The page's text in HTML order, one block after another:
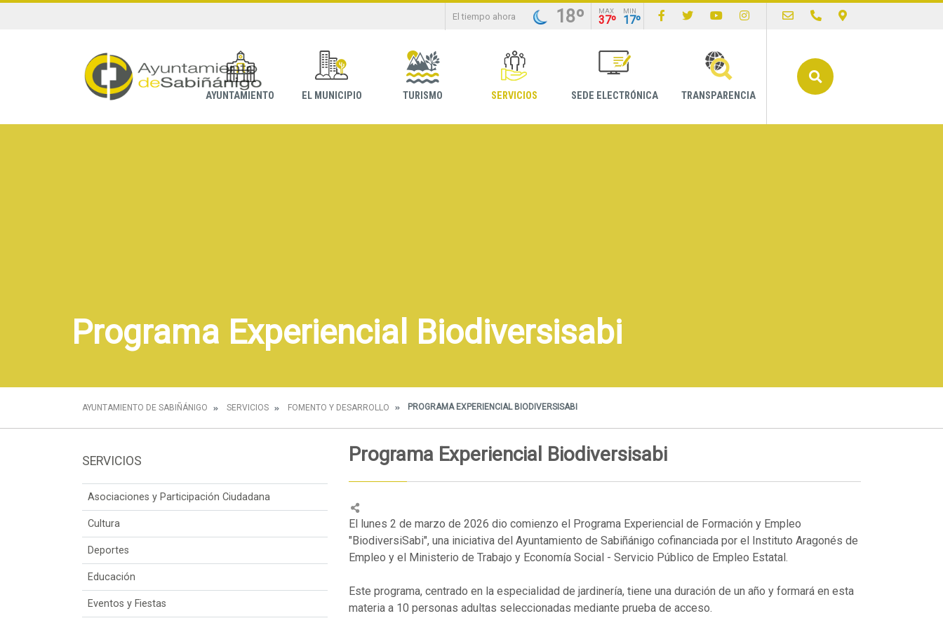
El tiempo ahora 18º MAX
37º
MIN
17º
AYUNTAMIENTO EL MUNICIPIO TURISMO SERVICIOS SEDE ELECTRÓNICA TRANSPARENCIA
Programa Experiencial Biodiversisabi
AYUNTAMIENTO DE SABIÑÁNIGO SERVICIOS FOMENTO Y DESARROLLO PROGRAMA EXPERIENCIAL BIODIVERSISABI
SERVICIOS
Asociaciones y Participación Ciudadana
Cultura
Deportes
Educación
Eventos y Fiestas
Programa Experiencial Biodiversisabi
El lunes 2 de marzo de 2026 dio comienzo el Programa Experiencial de Formación y Empleo
"BiodiversiSabi", una iniciativa del Ayuntamiento de Sabiñánigo cofinanciada por el Instituto Aragonés de
Empleo y el Ministerio de Trabajo y Economía Social - Servicio Público de Empleo Estatal.
Este programa, centrado en la especialidad de jardinería, tiene una duración de un año y formará en esta
materia a 10 personas adultas seleccionadas mediante prueba de acceso.